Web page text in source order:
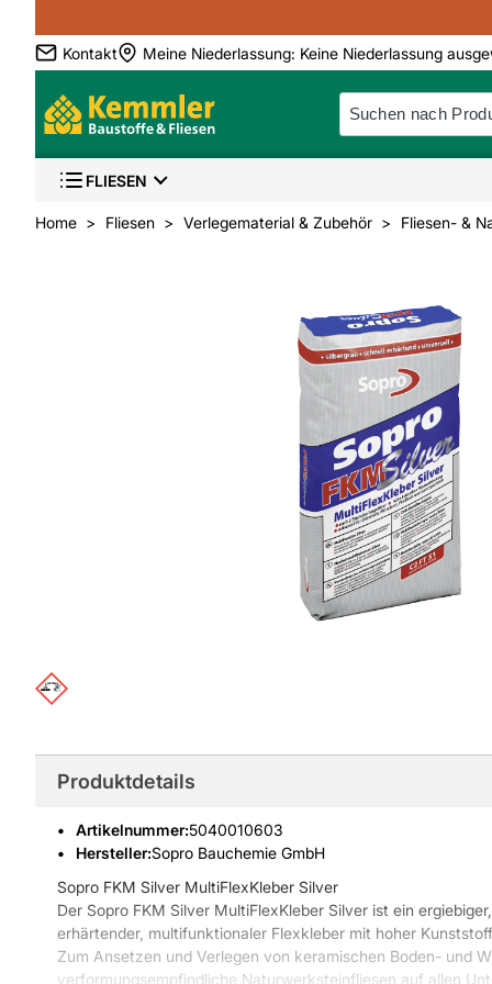
Kontakt
Meine Niederlassung: Keine Niederlassung
FLIESEN
Home Fliesen Verlegematerial & Zubehör Fliesen- &
Produktdetails
Artikelnummer:5040010603
Hersteller:Sopro Bauchemie GmbH
Sopro FKM Silver MultiFlexKleber Silver
Der Sopro FKM Silver MultiFlexKleber Silver ist ein
erhärtender, multifunktionaler Flexkleber mit hoher
Zum Ansetzen und Verlegen von keramischen Boden- und
verformungsempfindliche Naturwerksteinfliesen auf allen